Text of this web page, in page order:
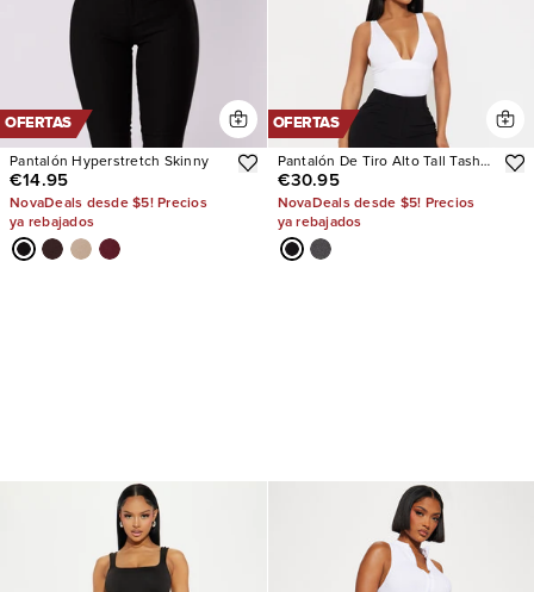
OFERTAS
Pantalón Hyperstretch Skinny
€14.95
NovaDeals desde $5! Precios
ya rebajados
OFERTAS
Pantalón De Tiro Alto Tall Tasha
Dressy
€30.95
NovaDeals desde $5! Precios
ya rebajados